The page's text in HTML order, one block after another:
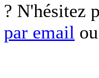
? N'hésitez
par email ou